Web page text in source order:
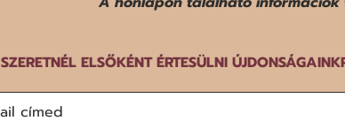
SZERETNÉL ELSŐKÉNT ÉRTESÜLNI